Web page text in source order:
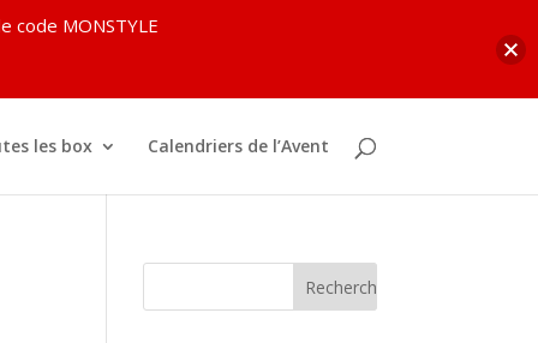
les box Calendriers de l’Avent
code MONSTYLE